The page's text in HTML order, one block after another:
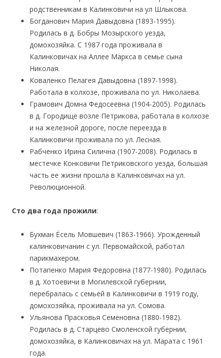
родственникам в Калинковичи на ул Шлыкова.
Богданович Мария Давыдовна (1893-1995).
Родилась в д. Бобры Мозырского уезда,
домохозяйка. С 1987 года проживала в
Калинковичах на Аллее Маркса в семье сына
Николая.
Коваленко Пелагея Давыдовна (1897-1998).
Работала в колхозе, проживала по ул. Николаева.
Грамович Домна Федосеевна (1904-2005). Родилась
в д. Городище возле Петрикова, работала в колхозе
и на железной дороге, после переезда в
Калинковичи проживала по ул. Лесная.
Рабченко Ирина Силична (1907-2008). Родилась в
местечке Конковичи Петриковского уезда, большая
часть ее жизни прошла в Калинковичах на ул.
Революционной.
Сто два года прожили:
Бухман Ёсель Мовшевич (1863-1966). Урожденный
калинковичанин с ул. Первомайской, работал
парикмахером.
Потапенко Мария Федоровна (1877-1980). Родилась
в д. Хотоевичи в Могилевской губернии,
перебралась с семьей в Калинковичи в 1919 году,
домохозяйка, проживала на ул. Сомова.
Ульянова Прасковья Семеновна (1880-1982).
Родилась в д. Старцево Смоленской губернии,
домохозяйка, в Калинковичах на ул. Марата с 1961
года.